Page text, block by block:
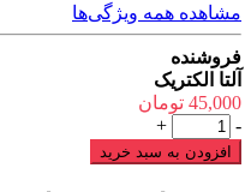
مشاهده همه ویژگی‌ها
فروشنده
آلتا الکتریک
45,000 تومان
ترمینال
سرامیکی
سه
-
+
افزودن به سبد خرید